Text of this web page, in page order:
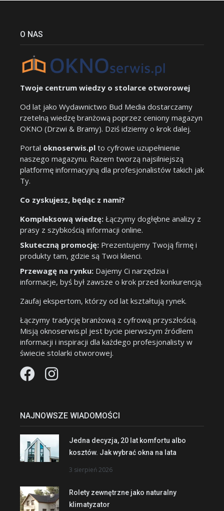
O NAS
Twoje centrum wiedzy o stolarce otworowej
Od lat jako Wydawnictwo Bud Media dostarczamy
rzetelną wiedzę branżową poprzez ceniony magazyn
OKNO (Drzwi & Bramy). Dziś idziemy o krok dalej.
Portal oknoserwis.pl to cyfrowe uzupełnienie
naszego magazynu. Razem tworzą najsilniejszą
platformę informacyjną dla profesjonalistów takich jak
Ty.
Co zyskujesz, będąc z nami?
Kompleksową wiedzę: Łączymy dogłębne analizy z
prasy z szybkością informacji online.
Skuteczną promocję: Prezentujemy Twoją firmę i
produkty tam, gdzie są Twoi klienci.
Przewagę na rynku: Dajemy Ci narzędzia i
informacje, byś był zawsze o krok przed konkurencją.
Zaufaj ekspertom, którzy od lat kształtują rynek.
Łączymy tradycję branżową z cyfrową przyszłością.
Misją oknoserwis.pl jest bycie pierwszym źródłem
informacji i inspiracji dla każdego profesjonalisty w
świecie stolarki otworowej.
NAJNOWSZE WIADOMOŚCI
Jedna decyzja, 20 lat komfortu albo
kosztów. Jak wybrać okna na lata
3 sierpień 2026
Rolety zewnętrzne jako naturalny
klimatyzator